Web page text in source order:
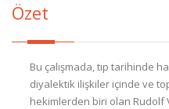
Özet
Bu çalışmada, tıp tarihinde
diyalektik ilişkiler içinde ve
hekimlerden biri olan Rudolf